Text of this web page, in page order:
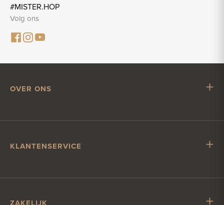
#MISTER.HOP
Volg ons
OVER ONS
Vacatures
KLANTENSERVICE
Account & betalen